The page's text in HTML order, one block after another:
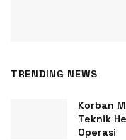
TRENDING NEWS
Korban
Teknik
Operasi